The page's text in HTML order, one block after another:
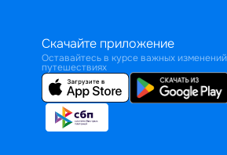
Скачайте приложение
Оставайтесь в курсе важных
путешествиях